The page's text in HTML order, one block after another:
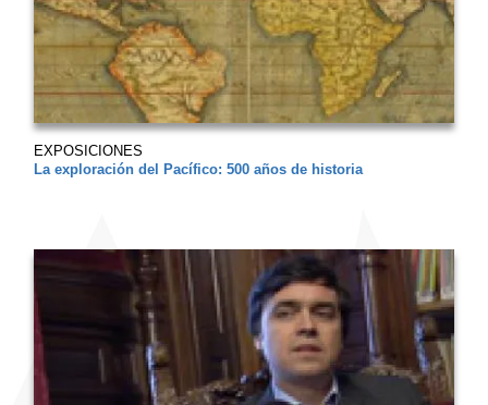
EXPOSICIONES
La exploración del Pacífico: 500 años de historia